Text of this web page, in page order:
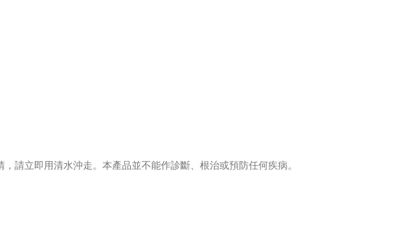
請立即用清水沖走。本產品並不能作診斷、根治或預防任何疾病。